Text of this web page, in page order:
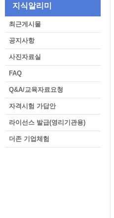
지식알리미
최근게시물
공지사항
사진자료실
FAQ
Q&A/교육자료요청
자격시험 가답안
라이선스 발급(영리기관용)
더존 기업체험